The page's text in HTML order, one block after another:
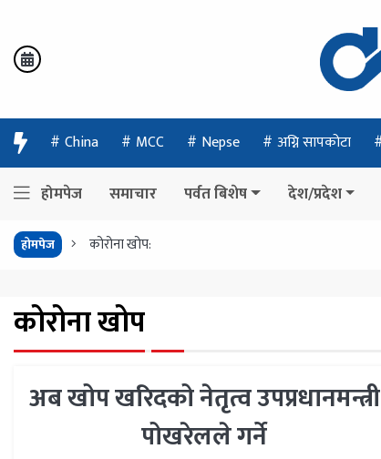
China MCC Nepse अग्नि सापकोटा
होमपेज समाचार पर्वत बिशेष देश/प्रदेश
होमपेज कोरोना खोप:
कोरोना खोप
अब खोप खरिदको नेतृत्व उपप्रधानमन्त्री
पोखरेलले गर्ने